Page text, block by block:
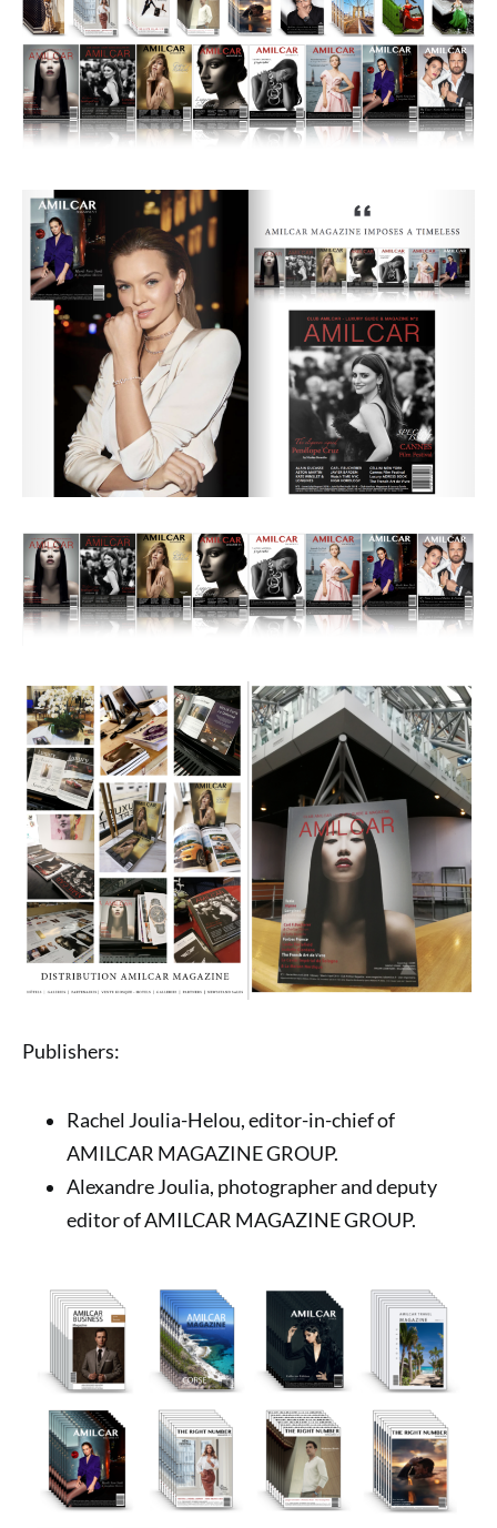
Publishers:
Rachel Joulia-Helou, editor-in-chief of
AMILCAR MAGAZINE GROUP.
Alexandre Joulia, photographer and deputy
editor of AMILCAR MAGAZINE GROUP.